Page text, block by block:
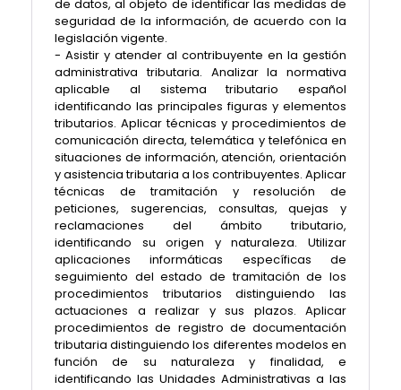
de datos, al objeto de identificar las medidas de
seguridad de la información, de acuerdo con la
legislación vigente.
- Asistir y atender al contribuyente en la gestión
administrativa tributaria. Analizar la normativa
aplicable al sistema tributario español
identificando las principales figuras y elementos
tributarios. Aplicar técnicas y procedimientos de
comunicación directa, telemática y telefónica en
situaciones de información, atención, orientación
y asistencia tributaria a los contribuyentes. Aplicar
técnicas de tramitación y resolución de
peticiones, sugerencias, consultas, quejas y
reclamaciones del ámbito tributario,
identificando su origen y naturaleza. Utilizar
aplicaciones informáticas específicas de
seguimiento del estado de tramitación de los
procedimientos tributarios distinguiendo las
actuaciones a realizar y sus plazos. Aplicar
procedimientos de registro de documentación
tributaria distinguiendo los diferentes modelos en
función de su naturaleza y finalidad, e
identificando las Unidades Administrativas a las